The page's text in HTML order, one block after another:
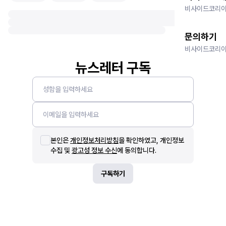
비사이드코리
문의하기
비사이드코리
뉴스레터 구독
본인은개인정보처리방침을 확인하였고, 개인정보
수집 및 광고성 정보 수신에 동의합니다.
구독하기